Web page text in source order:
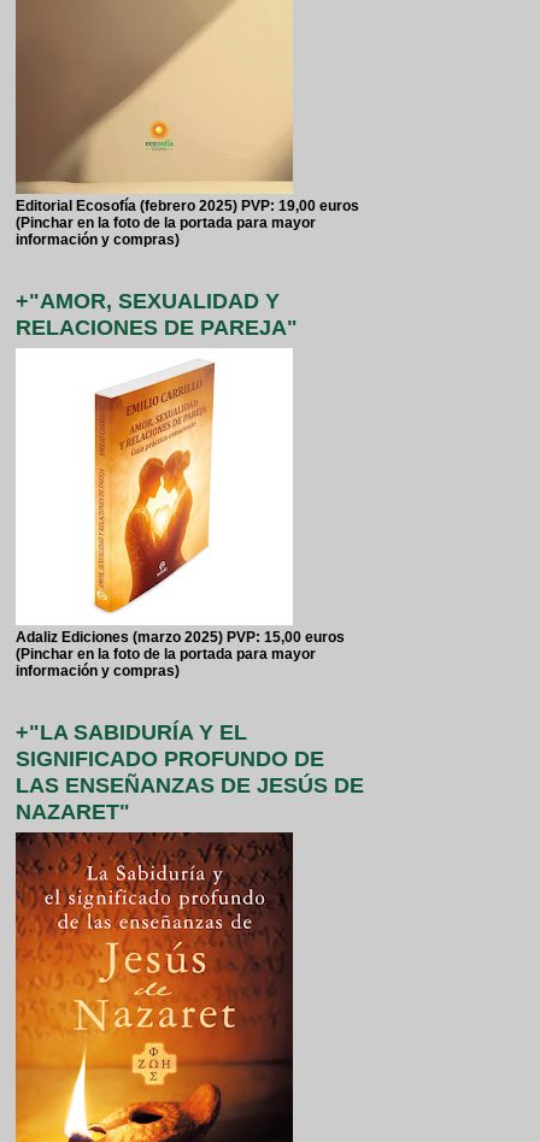
Editorial Ecosofía (febrero 2025) PVP: 19,00 euros
(Pinchar en la foto de la portada para mayor
información y compras)
+"AMOR, SEXUALIDAD Y
RELACIONES DE PAREJA"
Adaliz Ediciones (marzo 2025) PVP: 15,00 euros
(Pinchar en la foto de la portada para mayor
información y compras)
+"LA SABIDURÍA Y EL
SIGNIFICADO PROFUNDO DE
LAS ENSEÑANZAS DE JESÚS DE
NAZARET"